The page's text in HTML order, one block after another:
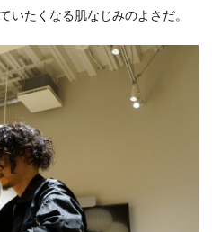
いたくなる肌なじみのよさだ。